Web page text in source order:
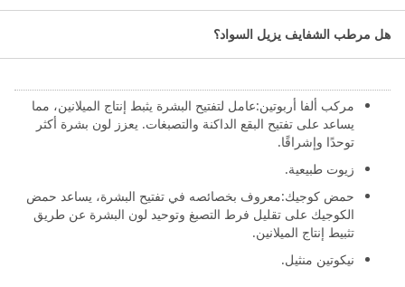
المكونات:
مركب ألفا أربوتين:عامل لتفتيح البشرة يثبط إنتاج الميلانين، مما
يساعد على تفتيح البقع الداكنة والتصبغات. يعزز لون بشرة أكثر
توحدًا وإشراقًا.
زيوت طبيعية.
حمض كوجيك:معروف بخصائصه في تفتيح البشرة، يساعد حمض
الكوجيك على تقليل فرط التصبغ وتوحيد لون البشرة عن طريق
تثبيط إنتاج الميلانين.
نيكوتين منثيل.
هل مرطب الشفايف يزيل السواد؟